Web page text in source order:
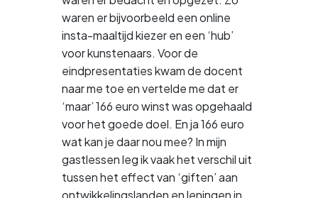
waren er bijvoorbeeld een online
insta-maaltijd kiezer en een ‘hub’
voor kunstenaars. Voor de
eindpresentaties kwam de docent
naar me toe en vertelde me dat er
‘maar’ 166 euro winst was opgehaald
voor het goede doel. En ja 166 euro
wat kan je daar nou mee? In mijn
gastlessen leg ik vaak het verschil uit
tussen het effect van ‘giften’ aan
ontwikkelingslanden en leningen in